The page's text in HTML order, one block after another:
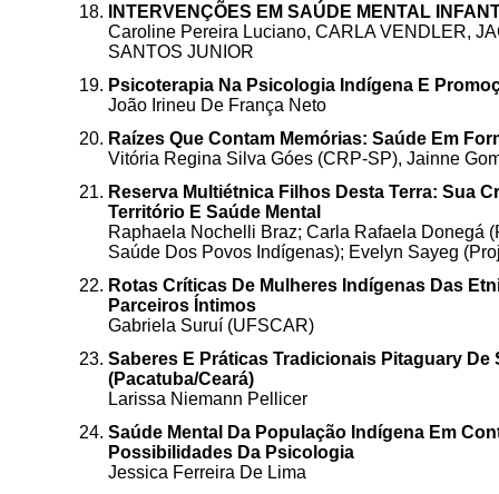
INTERVENÇÕES EM SAÚDE MENTAL
Caroline Pereira Luciano, CARLA VENDLER,
SANTOS JUNIOR
Psicoterapia Na Psicologia Indígena E
João Irineu De França Neto
Raízes Que Contam Memórias: Saúde Em
Vitória Regina Silva Góes (CRP-SP), Jainne
Reserva Multiétnica Filhos Desta Terra: Sua
Território E Saúde Mental
Raphaela Nochelli Braz; Carla Rafaela Donegá
Saúde Dos Povos Indígenas); Evelyn Sayeg
Rotas Críticas De Mulheres Indígenas Das
Parceiros Íntimos
Gabriela Suruí (UFSCAR)
Saberes E Práticas Tradicionais Pitaguary
(Pacatuba/Ceará)
Larissa Niemann Pellicer
Saúde Mental Da População Indígena Em
Possibilidades Da Psicologia
Jessica Ferreira De Lima